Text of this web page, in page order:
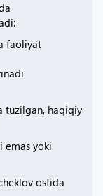
faoliyat
tuzilgan, haqiqiy
yoki
ostida